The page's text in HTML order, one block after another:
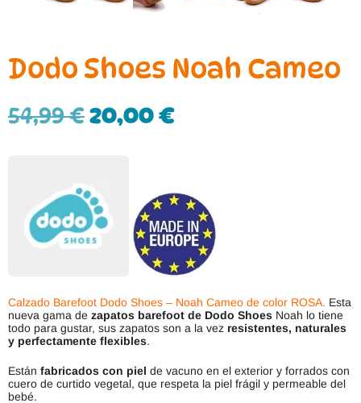
Dodo Shoes Noah Cameo
54,99€20,00€
Calzado Barefoot Dodo Shoes – Noah Cameo de color ROSA. Esta
nueva gama de zapatos barefoot de Dodo Shoes Noah lo tiene
todo para gustar, sus zapatos son a la vez resistentes, naturales
y perfectamente flexibles.
Están fabricados con piel de vacuno en el exterior y forrados con
cuero de curtido vegetal, que respeta la piel frágil y permeable del
bebé.